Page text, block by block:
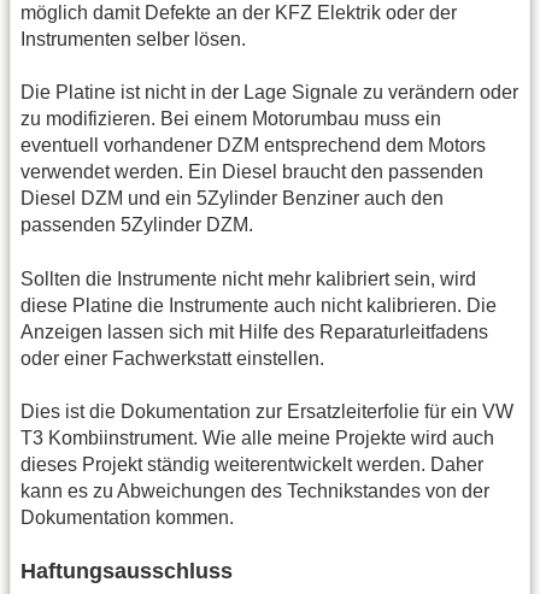
möglich damit Defekte an der KFZ Elektrik oder der
Instrumenten selber lösen.
Die Platine ist nicht in der Lage Signale zu verändern oder
zu modifizieren. Bei einem Motorumbau muss ein
eventuell vorhandener DZM entsprechend dem Motors
verwendet werden. Ein Diesel braucht den passenden
Diesel DZM und ein 5Zylinder Benziner auch den
passenden 5Zylinder DZM.
Sollten die Instrumente nicht mehr kalibriert sein, wird
diese Platine die Instrumente auch nicht kalibrieren. Die
Anzeigen lassen sich mit Hilfe des Reparaturleitfadens
oder einer Fachwerkstatt einstellen.
Dies ist die Dokumentation zur Ersatzleiterfolie für ein VW
T3 Kombiinstrument. Wie alle meine Projekte wird auch
dieses Projekt ständig weiterentwickelt werden. Daher
kann es zu Abweichungen des Technikstandes von der
Dokumentation kommen.
Haftungsausschluss